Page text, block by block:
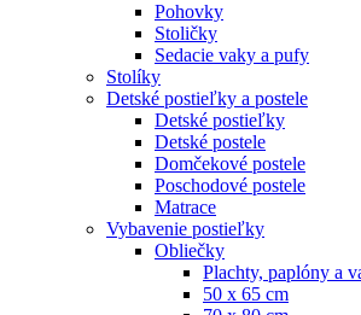
Pohovky
Stoličky
Sedacie vaky a pufy
Stolíky
Detské postieľky a postele
Detské postieľky
Detské postele
Domčekové postele
Poschodové postele
Matrace
Vybavenie postieľky
Obliečky
Plachty, paplóny a
50 x 65 cm